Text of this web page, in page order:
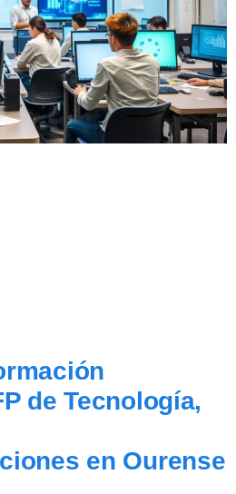
de Tecnología,
en Ourense